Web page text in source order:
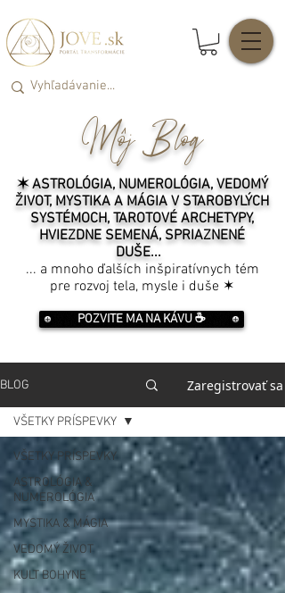
Môj Blog
✶ ASTROLÓGIA, NUMEROLÓGIA, VEDOMÝ
ŽIVOT, MYSTIKA A MÁGIA V STAROBYLÝCH
SYSTÉMOCH, TAROTOVÉ ARCHETYPY,
HVIEZDNE SEMENÁ, SPRIAZNENÉ
DUŠE...
... a mnoho ďalších inšpiratívnych tém
pre rozvoj tela, mysle i duše ✶
POZVITE MA NA KÁVU ☕️
BLOG Zaregistrovať sa
VŠETKY PRÍSPEVKY
ASTROLÓGIA &
NUMEROLÓGIA
MYSTIKA & MÁGIA
VEDOMÝ ŽIVOT
KULT BOHYNE
VŠETKY PRÍSPEVKY